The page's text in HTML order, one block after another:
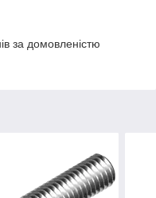
за домовленістю